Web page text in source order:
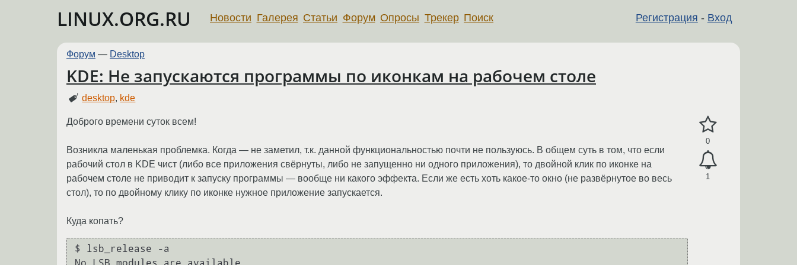
LINUX.ORG.RU Регистрация - Вход
Новости Галерея Статьи Форум Опросы Трекер Поиск
Форум — Desktop
KDE: Не запускаются программы по иконкам на рабочем столе
desktop, kde
0
1
Доброго времени суток всем!
Возникла маленькая проблемка. Когда — не заметил, т.к. данной функциональностью почти не пользуюсь. В общем суть в том, что если
рабочий стол в KDE чист (либо все приложения свёрнуты, либо не запущенно ни одного приложения), то двойной клик по иконке на
рабочем столе не приводит к запуску программы — вообще ни какого эффекта. Если же есть хоть какое-то окно (не развёрнутое во весь
стол), то по двойному клику по иконке нужное приложение запускается.
Куда копать?
$ lsb_release -a